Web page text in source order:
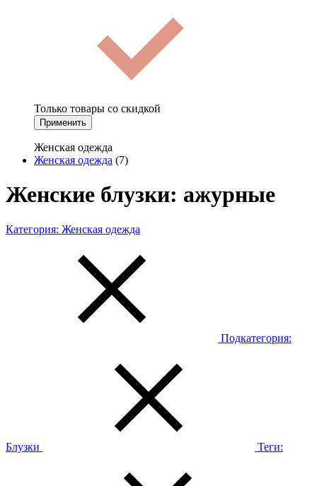
Только товары со скидкой
Применить
Женская одежда
Женская одежда (7)
Женские блузки: ажурные
Категория: Женская одежда
Подкатегория:
Блузки Теги: